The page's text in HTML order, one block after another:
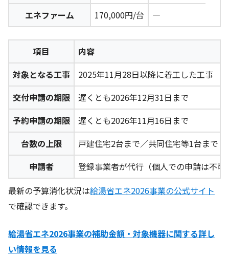
エネファーム
170,000円/台 ―
項目
内容
対象となる工事
2025年11月28日以降に着工した工事
交付申請の期限
遅くとも2026年12月31日まで
予約申請の期限
遅くとも2026年11月16日まで
台数の上限
戸建住宅2台まで／共同住宅等1台まで
申請者
登録事業者が代行（個人での申請は不可
最新の予算消化状況は給湯省エネ2026事業の公式サイト
で確認できます。
給湯省エネ2026事業の補助金額・対象機器に関する詳し
い情報を見る